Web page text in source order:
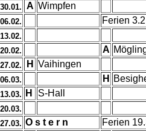
30.01. A Wimpfen
06.02. Ferien
13.02.
20.02. A
27.02. H Vaihingen
06.03. H
13.03. H S-Hall
20.03.
27.03. O s t e r n Ferien